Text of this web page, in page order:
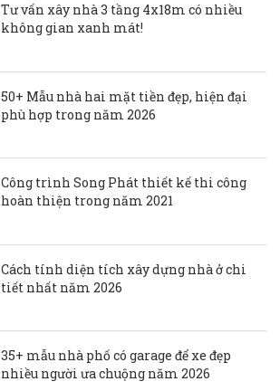
Tư vấn xây nhà 3 tầng 4x18m có nhiều
không gian xanh mát!
50+ Mẫu nhà hai mặt tiền đẹp, hiện đại
phù hợp trong năm 2026
Công trình Song Phát thiết kế thi công
hoàn thiện trong năm 2021
Cách tính diện tích xây dựng nhà ở chi
tiết nhất năm 2026
35+ mẫu nhà phố có garage để xe đẹp
nhiều người ưa chuộng năm 2026